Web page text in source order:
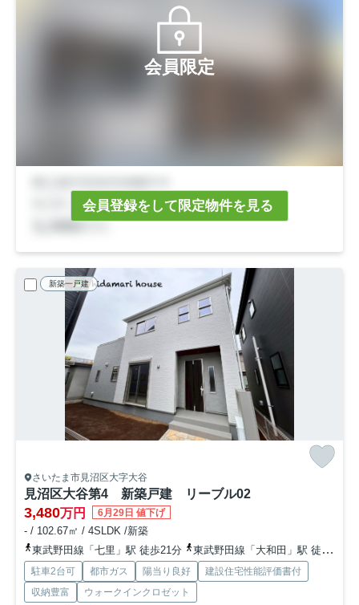
会員限定
会員登録をして限定物件を見る
新築一戸建
さいたま市見沼区大字大谷
見沼区大谷第4 新築戸建 リーブル02
3,480万円 6月29日 値下げ
- / 102.67㎡ / 4SLDK /新築
東武野田線「七里」駅 徒歩21分
東武野田線「大和田」駅 徒歩30分
駐車2台可 都市ガス 陽当り良好
建設住宅性能評価書付
収納豊富
ウォークインクロゼット